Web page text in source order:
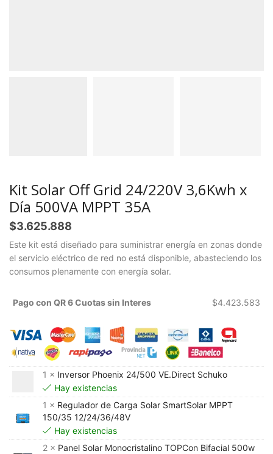
Kit Solar Off Grid 24/220V 3,6Kwh x
Día 500VA MPPT 35A
$3.625.888
Este kit está diseñado para suministrar energía en zonas donde
el servicio eléctrico de red no está disponible, abasteciendo los
consumos plenamente con energía solar.
Pago con QR 6 Cuotas sin Interes $4.423.583
1 × Inversor Phoenix 24/500 VE.Direct Schuko
Hay existencias
1 × Regulador de Carga Solar SmartSolar MPPT
150/35 12/24/36/48V
Hay existencias
2 × Panel Solar Monocristalino TOPCon Bifacial 500w